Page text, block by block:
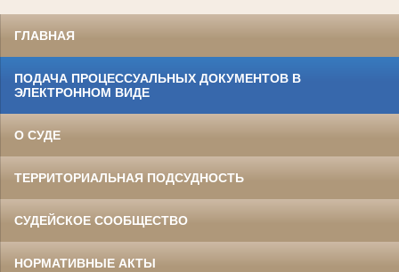
ГЛАВНАЯ
ПОДАЧА ПРОЦЕССУАЛЬНЫХ ДОКУМЕНТОВ В
ЭЛЕКТРОННОМ ВИДЕ
О СУДЕ
ТЕРРИТОРИАЛЬНАЯ ПОДСУДНОСТЬ
СУДЕЙСКОЕ СООБЩЕСТВО
НОРМАТИВНЫЕ АКТЫ